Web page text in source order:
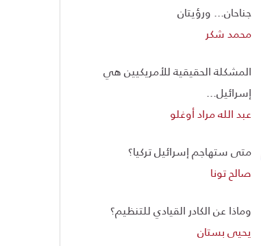
جناحان... ورؤيتان
محمد شكر
المشكلة الحقيقية للأمريكيين هي
إسرائيل...
عبد الله مراد أوغلو
متى ستهاجم إسرائيل تركيا؟
صالح تونا
وماذا عن الكادر القيادي للتنظيم؟
يحيى بستان